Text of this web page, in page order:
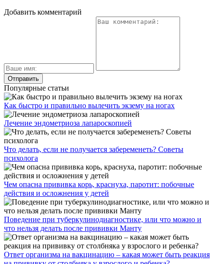
Добавить комментарий
Популярные статьи
Как быстро и правильно вылечить экзему на ногах
Лечение эндометриоза лапароскопией
Что делать, если не получается забеременеть? Советы
психолога
Чем опасна прививка корь, краснуха, паротит: побочные
действия и осложнения у детей
Поведение при туберкулинодиагностике, или что можно и
что нельзя делать после прививки Манту
Ответ организма на вакцинацию – какая может быть реакция